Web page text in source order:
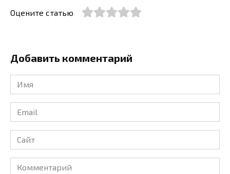
Оцените статью
Добавить комментарий
Имя
*
Email
*
Сайт
Комментарий